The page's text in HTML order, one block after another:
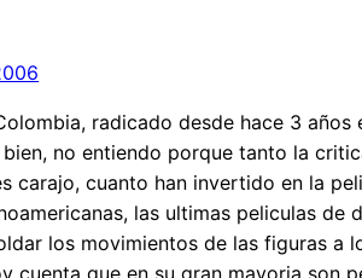
radicado desde hace 3
no entiendo porque tanto la
carajo, cuanto han invertido en la
las ultimas peliculas
los movimientos de las figuras